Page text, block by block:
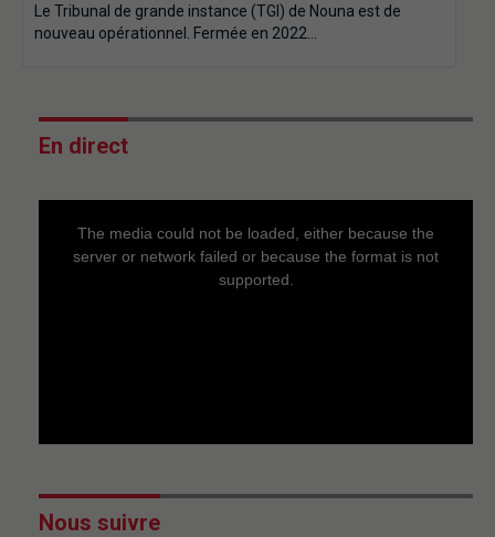
Le Tribunal de grande instance (TGI) de Nouna est de
nouveau opérationnel. Fermée en 2022…
En direct
The media could not be loaded, either because the
server or network failed or because the format is not
supported.
Nous suivre